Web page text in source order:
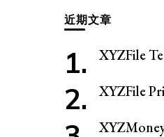
西
近期文章
XYZFile
XYZFile